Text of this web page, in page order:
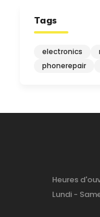
Tags
electronics
phonerepair
Heures
Lundi -